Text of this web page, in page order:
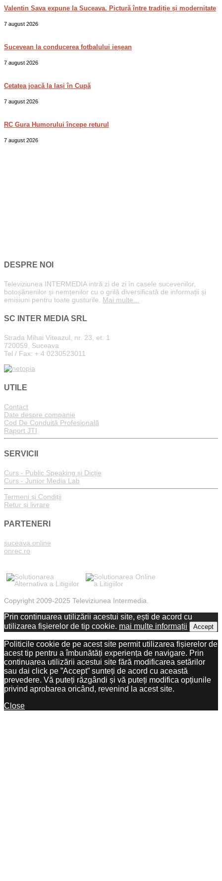
Valentin Sava expune la Suceava. Pictură între tradiție și modernitate
7 august 2026
Sucevean la conducerea fotbalului ieșean
7 august 2026
Cetatea joacă la Iași în Cupă
7 august 2026
RC Gura Humorului începe returul
7 august 2026
DESPRE NOI
Televiziunea INTERMEDIA intră zi de zi în casele sucevenilor,
botoșănenilor și nemțenilor cu o grilă diversificată de informații și
emisiuni pentru toate gusturile. Mai multe...
SC INTER MEDIA SRL
Strada Mihai Viteazul, nr. 23, et. 1
720059, Suceava
Tel / Fax: + 4 0230523011
UTILE
Contact
Date despre companie
Cod De Conduită Profesională
Raport JTI
SERVICII
Curs - Public Speaking și Dicție
Curs - Junior Media Lab
Termeni și Condiții
Retur și livrare
PARTENERI
suceava.online
onrec.ro
Copyright 2009-2025 Televiziunea Intermedia.
Prin continuarea utilizării acestui site, ești de acord cu
utilizarea fișierelor de tip cookie. mai multe informații Accept
Politicile cookie de pe acest site permit utilizarea fișierelor de
acest tip pentru a îmbunătăți experiența de navigare. Prin
continuarea utilizării acestui site fără modificarea setărilor
sau dai click pe ”Accept” sunteți de acord cu această
prevedere. Vă puteți răzgândi și vă puteți modifica opțiunile
privind aprobarea oricând, revenind la acest site.
Close